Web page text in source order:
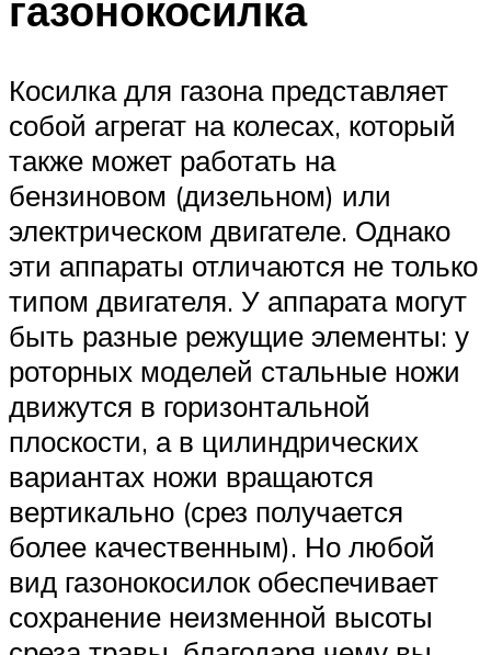
газонокосилка
Косилка для газона представляет
собой агрегат на колесах, который
также может работать на
бензиновом (дизельном) или
электрическом двигателе. Однако
эти аппараты отличаются не только
типом двигателя. У аппарата могут
быть разные режущие элементы: у
роторных моделей стальные ножи
движутся в горизонтальной
плоскости, а в цилиндрических
вариантах ножи вращаются
вертикально (срез получается
более качественным). Но любой
вид газонокосилок обеспечивает
сохранение неизменной высоты